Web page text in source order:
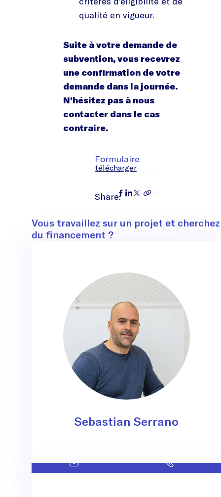
qualité en vigueur.
Suite à votre demande de
subvention, vous recevrez
une confirmation de votre
demande dans la journée.
N'hésitez pas à nous
contacter dans le cas
contraire.
Formulaire
télécharger
Share:
Vous travaillez sur un projet et cherchez
du financement ?
Contact
Sebastian Serrano